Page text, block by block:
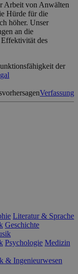
Arbeit von Anwälten
Hürde für die
höher. Unser
an die
des
der
Verfassung
Literatur & Sprache
Geschichte
Psychologie Medizin
& Ingenieurwesen